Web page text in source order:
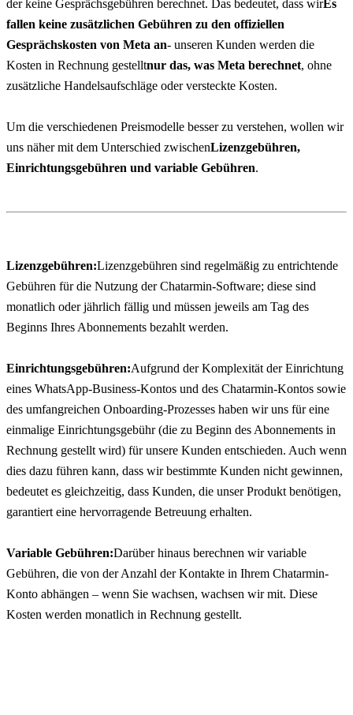
der keine Gesprächsgebühren berechnet. Das bedeutet, dass wirEs
fallen keine zusätzlichen Gebühren zu den offiziellen
Gesprächskosten von Meta an- unseren Kunden werden die
Kosten in Rechnung gestelltnur das, was Meta berechnet, ohne
zusätzliche Handelsaufschläge oder versteckte Kosten.
Um die verschiedenen Preismodelle besser zu verstehen, wollen wir
uns näher mit dem Unterschied zwischenLizenzgebühren,
Einrichtungsgebühren und variable Gebühren.
Lizenzgebühren:Lizenzgebühren sind regelmäßig zu entrichtende
Gebühren für die Nutzung der Chatarmin-Software; diese sind
monatlich oder jährlich fällig und müssen jeweils am Tag des
Beginns Ihres Abonnements bezahlt werden.
Einrichtungsgebühren:Aufgrund der Komplexität der Einrichtung
eines WhatsApp-Business-Kontos und des Chatarmin-Kontos sowie
des umfangreichen Onboarding-Prozesses haben wir uns für eine
einmalige Einrichtungsgebühr (die zu Beginn des Abonnements in
Rechnung gestellt wird) für unsere Kunden entschieden. Auch wenn
dies dazu führen kann, dass wir bestimmte Kunden nicht gewinnen,
bedeutet es gleichzeitig, dass Kunden, die unser Produkt benötigen,
garantiert eine hervorragende Betreuung erhalten.
Variable Gebühren:Darüber hinaus berechnen wir variable
Gebühren, die von der Anzahl der Kontakte in Ihrem Chatarmin-
Konto abhängen – wenn Sie wachsen, wachsen wir mit. Diese
Kosten werden monatlich in Rechnung gestellt.